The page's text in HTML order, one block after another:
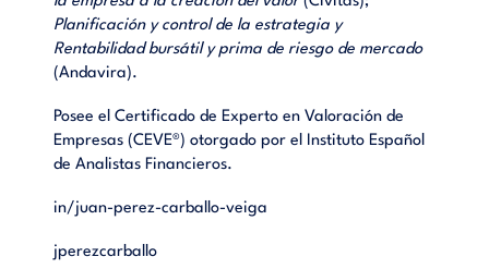
6.5 Tasa interna de rentabilidad corregida (TIRC)
6.6 Índice de rendimiento (IR)
8. El análisis del riesgo económico
9. La decisión de abandonar el proyecto
10. Algunos aspectos de la evaluación económica de
11. El apalancamiento de la rentabilidad del proyecto
Planificación y control de la estrategia y
Rentabilidad bursátil y prima de riesgo de mercado
(Andavira).
Posee el Certificado de Experto en Valoración de
Empresas (CEVE®) otorgado por el Instituto Español
de Analistas Financieros.
in/juan-perez-carballo-veiga
jperezcarballo